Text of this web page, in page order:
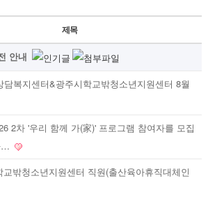
제목
안내
담복지센터&광주시학교밖청소년지원센터 8월
2차 '우리 함께 가(家)' 프로그램 참여자를 모집
…
밖청소년지원센터 직원(출산육아휴직대체인